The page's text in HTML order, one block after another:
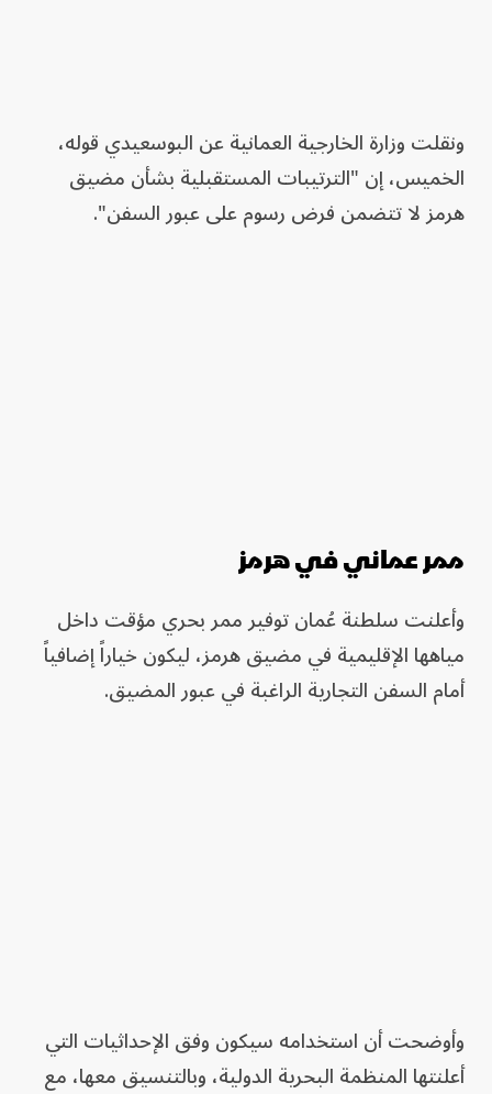
ونقلت وزارة الخارجية العمانية عن البوسعيدي قوله،
الخميس، إن "الترتيبات المستقبلية بشأن مضيق
هرمز لا تتضمن فرض رسوم على عبور السفن".
ممر عماني في هرمز
وأعلنت سلطنة عُمان توفير ممر بحري مؤقت داخل
مياهها الإقليمية في مضيق هرمز، ليكون خياراً إضافياً
أمام السفن التجارية الراغبة في عبور المضيق.
وأوضحت أن استخدامه سيكون وفق الإحداثيات التي
أعلنتها المنظمة البحرية الدولية، وبالتنسيق معها، مع